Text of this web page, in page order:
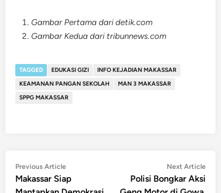
Gambar Pertama dari detik.com
Gambar Kedua dari tribunnews.com
TAGGED EDUKASI GIZI
INFO KEJADIAN MAKASSAR
KEAMANAN PANGAN SEKOLAH
MAN 3 MAKASSAR
SPPG MAKASSAR
Post
navigation
Previous ArticlePrevious
article:
Makassar Siap
Next Article
Polisi Bongkar Aksi